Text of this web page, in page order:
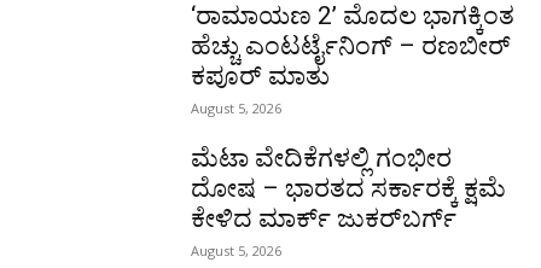
‘ರಾಮಾಯಣ 2’ ಮೊದಲ ಭಾಗಕ್ಕಿಂತ
ಹೆಚ್ಚು ಎಂಟರ್ಟೈನಿಂಗ್ – ರಣಬೀರ್
ಕಪೂರ್ ಮಾತು
August 5, 2026
ಮೆಟಾ ವೇದಿಕೆಗಳಲ್ಲಿ ಗಂಭೀರ
ದೋಷ – ಭಾರತದ ಸರ್ಕಾರಕ್ಕೆ ಕ್ಷಮೆ
ಕೇಳಿದ ಮಾರ್ಕ್ ಜುಕರ್‌ಬರ್ಗ್
August 5, 2026